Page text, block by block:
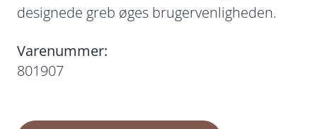
designede greb øges brugervenligheden.
Varenummer:
801907